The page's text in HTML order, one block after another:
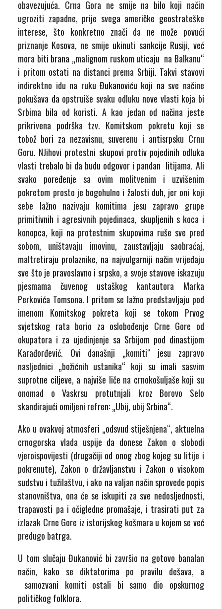
obavezujuća. Crna Gora ne smije na bilo koji način
ugroziti zapadne, prije svega američke geostrateške
interese, što konkretno znači da ne može povući
priznanje Kosova, ne smije ukinuti sankcije Rusiji, već
mora biti brana „malignom ruskom uticaju na Balkanu“
i pritom ostati na distanci prema Srbiji. Takvi stavovi
indirektno idu na ruku Đukanoviću koji na sve načine
pokušava da opstruiše svaku odluku nove vlasti koja bi
Srbima bila od koristi. A kao jedan od načina jeste
prikrivena podrška tzv. Komitskom pokretu koji se
tobož bori za nezavisnu, suverenu i antisrpsku Crnu
Goru. NJihovi protestni skupovi protiv pojedinih odluka
vlasti trebalo bi da budu odgovor i pandan litijama. Ali
svako poređenje sa ovim molitvenim i uzvišenim
pokretom prosto je bogohulno i žalosti duh, jer oni koji
sebe lažno nazivaju komitima jesu zapravo grupe
primitivnih i agresivnih pojedinaca, skupljenih s koca i
konopca, koji na protestnim skupovima ruše sve pred
sobom, uništavaju imovinu, zaustavljaju saobraćaj,
maltretiraju prolaznike, na najvulgarniji način vrijeđaju
sve što je pravoslavno i srpsko, a svoje stavove iskazuju
pjesmama čuvenog ustaškog kantautora Marka
Perkovića Tomsona. I pritom se lažno predstavljaju pod
imenom Komitskog pokreta koji se tokom Prvog
svjetskog rata borio za oslobođenje Crne Gore od
okupatora i za ujedinjenje sa Srbijom pod dinastijom
Karađorđević. Ovi današnji „komiti“ jesu zapravo
nasljednici „božićnih ustanika“ koji su imali sasvim
suprotne ciljeve, a najviše liče na crnokošuljaše koji su
onomad o Vaskrsu protutnjali kroz Borovo Selo
skandirajući omiljeni refren: „Ubij, ubij Srbina“.
Ako u ovakvoj atmosferi „odsvud stiješnjena“, aktuelna
crnogorska vlada uspije da donese Zakon o slobodi
vjeroispovijesti (drugačiji od onog zbog kojeg su litije i
pokrenute), Zakon o državljanstvu i Zakon o visokom
sudstvu i tužilaštvu, i ako na valjan način sprovede popis
stanovništva, ona će se iskupiti za sve nedosljednosti,
trapavosti pa i očigledne promašaje, i trasirati put za
izlazak Crne Gore iz istorijskog košmara u kojem se već
predugo batrga.
U tom slučaju Đukanović bi završio na gotovo banalan
način, kako se diktatorima po pravilu dešava, a
samozvani komiti ostali bi samo dio opskurnog
političkog folklora.